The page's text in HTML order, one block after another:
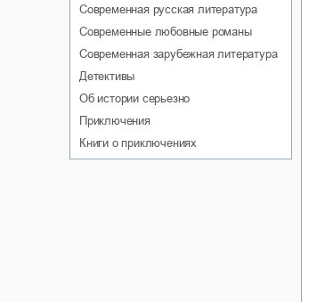
современная русская литература
современные любовные романы
современная зарубежная литература
детективы
об истории серьезно
приключения
книги о приключениях